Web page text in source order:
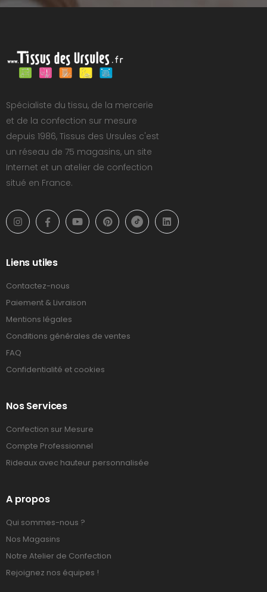
Spécialiste du tissu, de la mercerie
et de la confection sur mesure
depuis 1986, Tissus des Ursules c'est
un réseau de 75 magasins, un site
Internet et un atelier de confection
situé en France.
Liens utiles
Contactez-nous
Paiement & Livraison
Mentions légales
Conditions générales de ventes
FAQ
Confidentialité et cookies
Nos Services
Confection sur Mesure
Compte Professionnel
Rideaux avec hauteur personnalisée
A propos
Qui sommes-nous ?
Nos Magasins
Notre Atelier de Confection
Rejoignez nos équipes !